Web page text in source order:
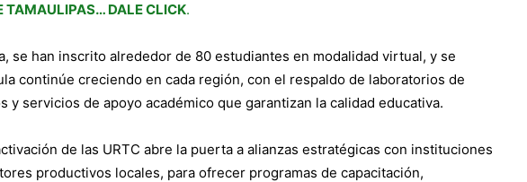
TAMAULIPAS… DALE CLICK.
se han inscrito alrededor de 80 estudiantes en modalidad virtual, y se
continúe creciendo en cada región, con el respaldo de laboratorios de
y servicios de apoyo académico que garantizan la calidad educativa.
de las URTC abre la puerta a alianzas estratégicas con instituciones
productivos locales, para ofrecer programas de capacitación,